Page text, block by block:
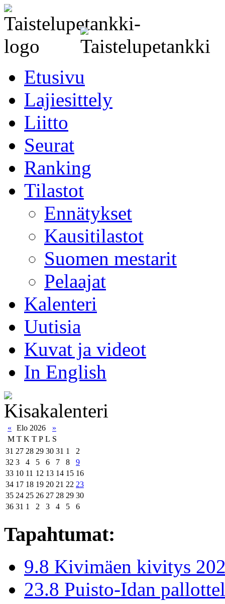
Etusivu
Lajiesittely
Liitto
Seurat
Ranking
Tilastot
Ennätykset
Kausitilastot
Suomen mestarit
Pelaajat
Kalenteri
Uutisia
Kuvat ja videot
In English
« Elo 2026
»
M T K T P L S
31 27 28 29 30 31 1
2
32 3 4 5 6 7 8
9
33 10 11 12 13 14 15 16
34 17 18 19 20 21 22 23
35 24 25 26 27 28 29 30
36 31 1 2 3 4 5 6
Tapahtumat:
9.8 Kivimäen kivitys
23.8 Puisto-Idan